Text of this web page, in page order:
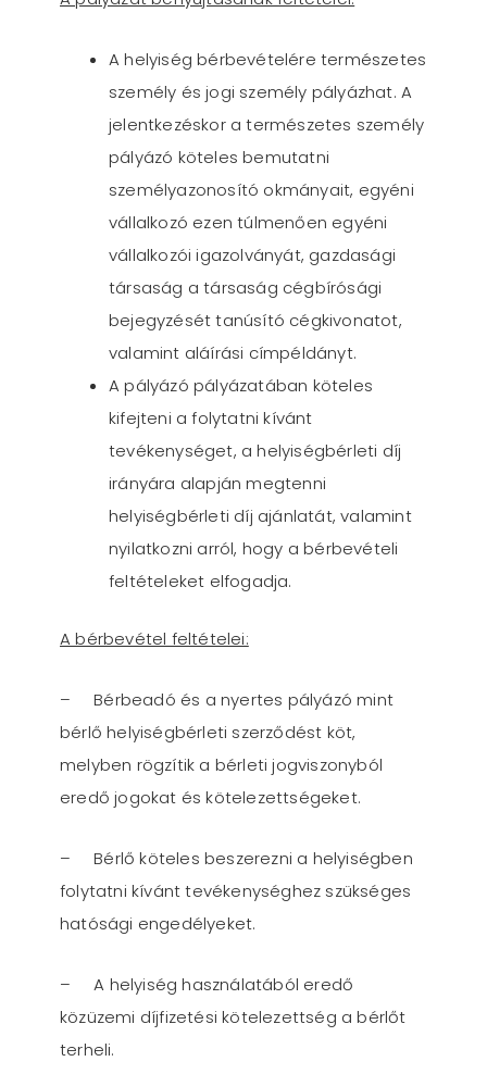
A helyiség bérbevételére természetes
személy és jogi személy pályázhat. A
jelentkezéskor a természetes személy
pályázó köteles bemutatni
személyazonosító okmányait, egyéni
vállalkozó ezen túlmenően egyéni
vállalkozói igazolványát, gazdasági
társaság a társaság cégbírósági
bejegyzését tanúsító cégkivonatot,
valamint aláírási címpéldányt.
A pályázó pályázatában köteles
kifejteni a folytatni kívánt
tevékenységet, a helyiségbérleti díj
irányára alapján megtenni
helyiségbérleti díj ajánlatát, valamint
nyilatkozni arról, hogy a bérbevételi
feltételeket elfogadja.
A bérbevétel feltételei:
– Bérbeadó és a nyertes pályázó mint
bérlő helyiségbérleti szerződést köt,
melyben rögzítik a bérleti jogviszonyból
eredő jogokat és kötelezettségeket.
– Bérlő köteles beszerezni a helyiségben
folytatni kívánt tevékenységhez szükséges
hatósági engedélyeket.
– A helyiség használatából eredő
közüzemi díjfizetési kötelezettség a bérlőt
terheli.